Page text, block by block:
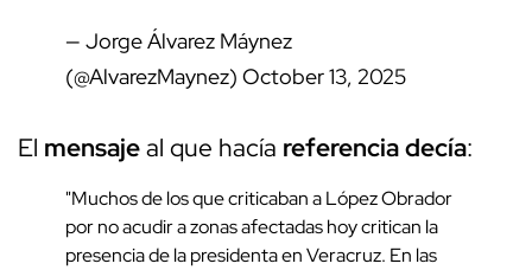
— Jorge Álvarez Máynez
(@AlvarezMaynez) October 13, 2025
El mensajeal que hacía referenciadecía:
"Muchos de los que criticaban a López Obrador
por no acudir a zonas afectadas hoy critican la
presencia de la presidenta en Veracruz. En las